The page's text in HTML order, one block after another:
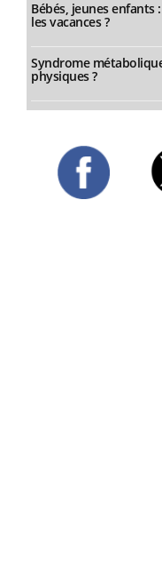
Bébés, jeunes
les vacances ?
Syndrome
physiques ?